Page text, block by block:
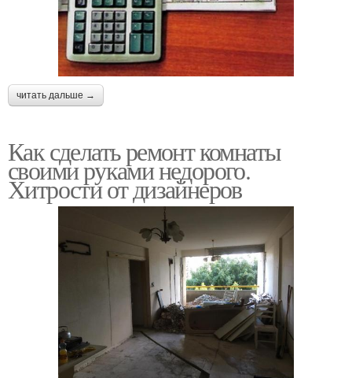
читать дальше →
Как сделать ремонт комнаты
своими руками недорого.
Хитрости от дизайнеров